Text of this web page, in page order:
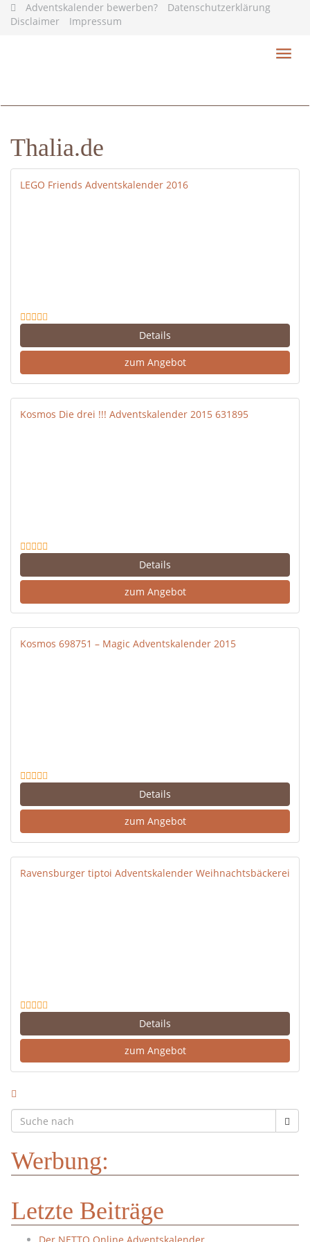
Skip
Adventskalender bewerben?
Datenschutzerklärung
Disclaimer
Impressum
Thalia.de
LEGO Friends Adventskalender 2016
Details
zum Angebot
Kosmos Die drei !!! Adventskalender 2015 631895
Details
zum Angebot
Kosmos 698751 – Magic Adventskalender 2015
Details
zum Angebot
Ravensburger tiptoi Adventskalender Weihnachtsbäckerei
Details
zum Angebot
Werbung:
Letzte Beiträge